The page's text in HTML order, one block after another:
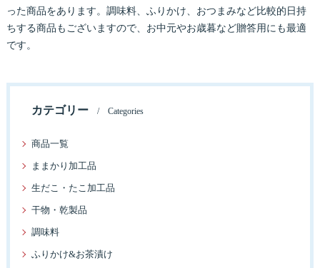
った商品をあります。調味料、ふりかけ、おつまみなど比較的日持
ちする商品もございますので、お中元やお歳暮など贈答用にも最適
です。
カテゴリー Categories
商品一覧
ままかり加工品
生だこ・たこ加工品
干物・乾製品
調味料
ふりかけ&お茶漬け